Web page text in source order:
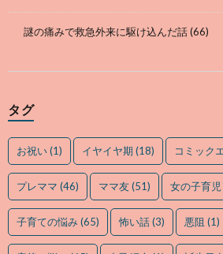
謎の痛みで救急外来に駆け込んだ話(66)
タグ
お祝い(1) イヤイヤ期 (18) コミック
プレママ (46) ママ友(51) 女の子育児
子育ての悩み(65) 怖い話(3) 悪阻 (1)